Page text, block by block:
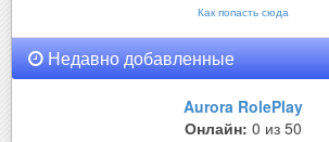
Как попасть сюда
Недавно добавленные
Aurora RolePlay
Онлайн: 0 из 50